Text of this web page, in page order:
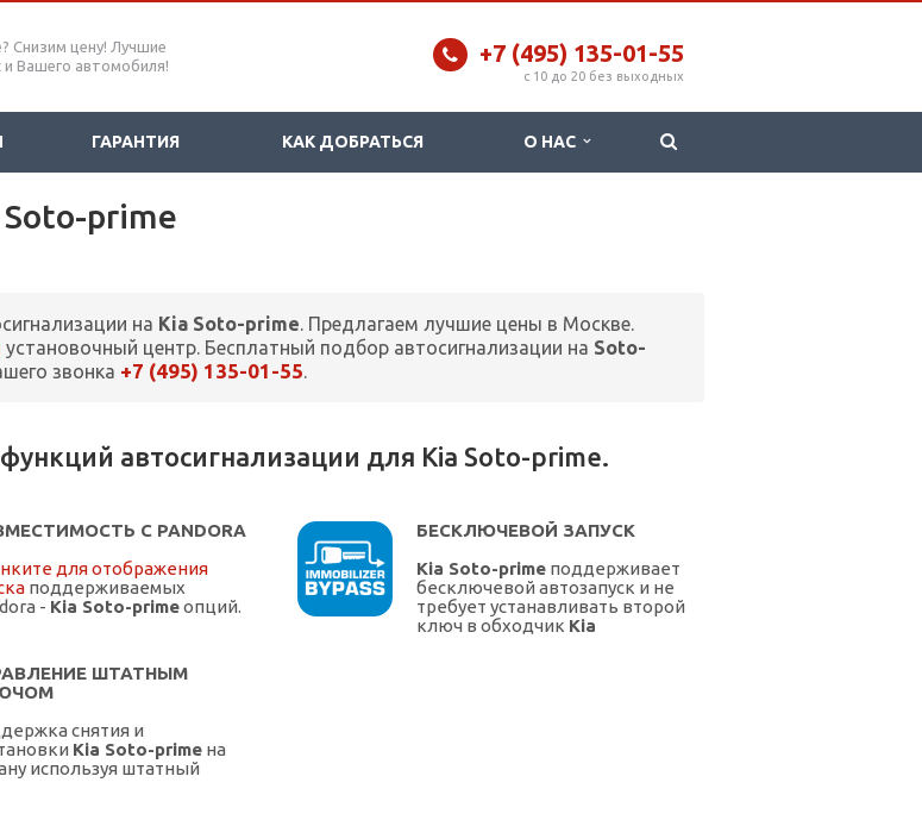
Снизим цену! Лучшие
и Вашего автомобиля!
+7 (495) 135-01-55
c 10 до 20 без выходных
ГАРАНТИЯ КАК ДОБРАТЬСЯ О НАС
Soto-prime
на Kia Soto-prime. Предлагаем лучшие цены в Москве.
установочный центр. Бесплатный подбор автосигнализации на Soto-
звонка +7 (495) 135-01-55.
автосигнализации для Kia Soto-prime.
С PANDORA
для отображения
поддерживаемых
- Kia Soto-primeопций.
БЕСКЛЮЧЕВОЙ ЗАПУСК
Kia Soto-prime поддерживает
бесключевой автозапуск и не
требует устанавливать второй
ключ в обходчик Kia
ШТАТНЫМ
снятия и
Kia Soto-prime на
используя штатный